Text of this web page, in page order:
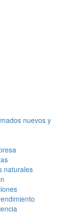
nuevos y
naturales